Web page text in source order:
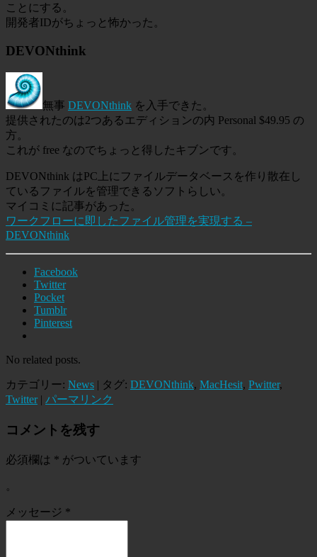
ことにする。
開発者IDがちょっと怖かった。
DEVONthink
無事 DEVONthink を入手できた。
提供されたのは2つあるエディションの内 Personal $49.95 の
方。
これが free なのでちょっと得したキブンです。
DEVONthink はPC上にファイルデータベースを作り散在し
ているファイルを管理できるソフトらしい。
マイコミに記事があった。
ワークフローに即したファイル管理を実現する –
DEVONthink
Facebook
Twitter
Pocket
Tumblr
Pinterest
No related posts.
カテゴリー: News | タグ: DEVONthink, MacHesit, Pwitter,
Twitter| パーマリンク
コメントを残す
必須欄は * がついています
。
メッセージ *